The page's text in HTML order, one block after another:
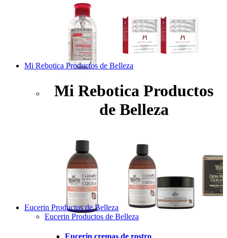
Mi Rebotica Productos de Belleza
Mi Rebotica Productos
de Belleza
Eucerin Productos de Belleza
Eucerin Productos de Belleza
Eucerin cremas de rostro